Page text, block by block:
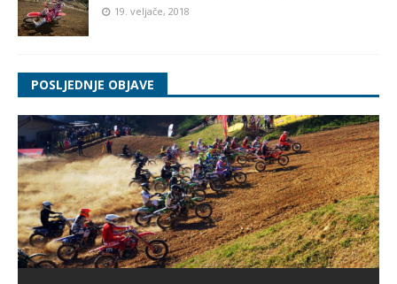
19. veljače, 2018
POSLJEDNJE OBJAVE